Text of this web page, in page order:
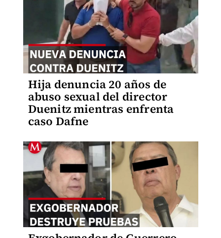
Hija denuncia 20 años de
abuso sexual del director
Duenitz mientras enfrenta
caso Dafne